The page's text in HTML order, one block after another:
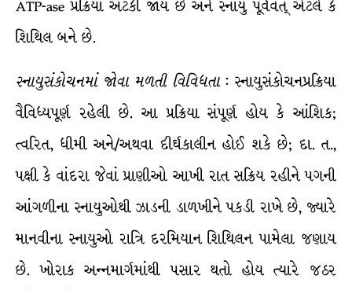
ATP-ase પ્રક્રિયા અટકી જાય છે અને સ્નાયુ પૂર્વવત્ એટલે કે
શિથિલ બને છે.
સ્નાયુસંકોચનમાં જોવા મળતી વિવિધતા: સ્નાયુસંકોચનપ્રક્રિયા
વૈવિધ્યપૂર્ણ રહેલી છે. આ પ્રક્રિયા સંપૂર્ણ હોય કે આંશિક;
ત્વરિત, ધીમી અને/અથવા દીર્ઘકાલીન હોઈ શકે છે; દા. ત.,
પક્ષી કે વાંદરા જેવાં પ્રાણીઓ આખી રાત સક્રિય રહીને પગની
આંગળીના સ્નાયુઓથી ઝાડની ડાળખીને પકડી રાખે છે, જ્યારે
માનવીના સ્નાયુઓ રાત્રિ દરમિયાન શિથિલન પામેલા જણાય
છે. ખોરાક અન્નમાર્ગમાંથી પસાર થતો હોય ત્યારે જઠર